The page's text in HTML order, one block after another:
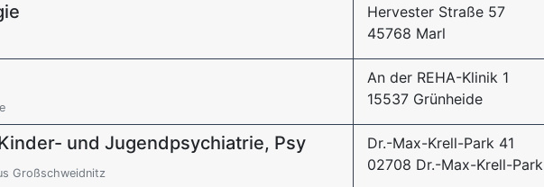
Hervester Straße 57
45768 Marl
An der REHA-Klinik 1
15537 Grünheide
und Jugendpsychiatrie, Psy
Großschweidnitz
Dr.-Max-Krell-Park 41
02708 Dr.-Max-Krell-Park